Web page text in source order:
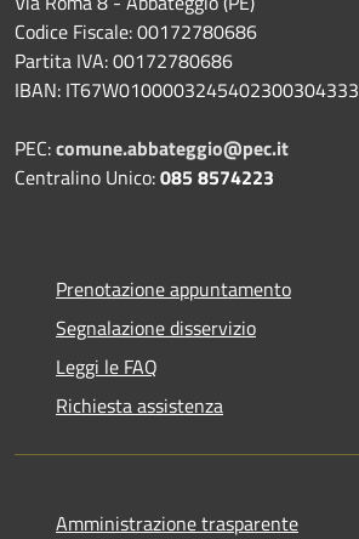
Codice Fiscale: 00172780686
Partita IVA: 00172780686
IBAN: IT67W0100003245402300304333
PEC:comune.abbateggio@pec.it
Centralino Unico:085 8574223
Prenotazione appuntamento
Segnalazione disservizio
Leggi le FAQ
Richiesta assistenza
Amministrazione trasparente